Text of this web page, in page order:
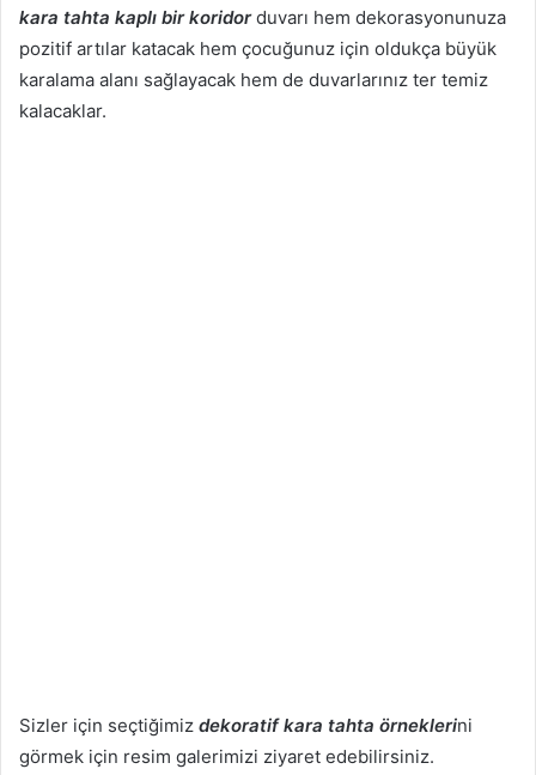
kara tahta kaplı bir koridorduvarı hem dekorasyonunuza
pozitif artılar katacak hem çocuğunuz için oldukça büyük
karalama alanı sağlayacak hem de duvarlarınız ter temiz
kalacaklar.
Sizler için seçtiğimiz dekoratif kara tahta örneklerini
görmek için resim galerimizi ziyaret edebilirsiniz.